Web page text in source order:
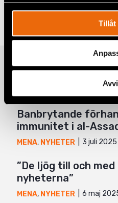
Tillåt
Facebook
Twitter
Mail
TaggarAktuellt,Grova
Relaterade
Banbrytande
immunitet i al-
MENA, NYHETER 3 juli 2025
”De ljög till och
nyheterna”
MENA, NYHETER 6 maj